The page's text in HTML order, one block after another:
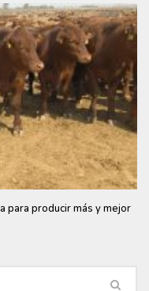
para producir más y mejor